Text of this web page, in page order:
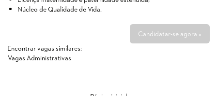
Núcleo de Qualidade de Vida.
Candidatar-se agora »
Encontrar vagas similares:
Vagas Administrativas